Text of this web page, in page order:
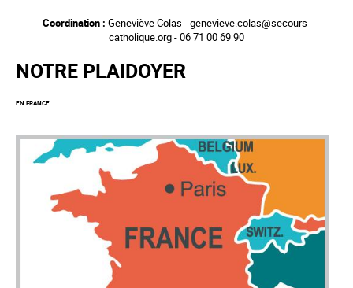
principal
Coordination : Geneviève Colas -genevieve.colas@secours-
catholique.org- 06 71 00 69 90
NOTRE PLAIDOYER
EN FRANCE